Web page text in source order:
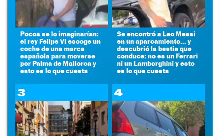
Pocos se lo imaginarían:
el rey Felipe VI escoge un
coche de una marca
española para moverse
por Palma de Mallorca y
esto es lo que cuesta
Se encontró a Leo Messi
en un aparcamiento... y
descubrió la bestia que
conduce: no es un Ferrari
ni un Lamborghini y esto
es lo que cuesta
3 4